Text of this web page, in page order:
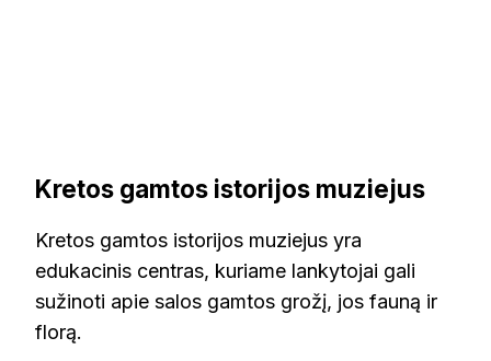
Kretos gamtos istorijos muziejus
Kretos gamtos istorijos muziejus yra
edukacinis centras, kuriame lankytojai gali
sužinoti apie salos gamtos grožį, jos fauną ir
florą.